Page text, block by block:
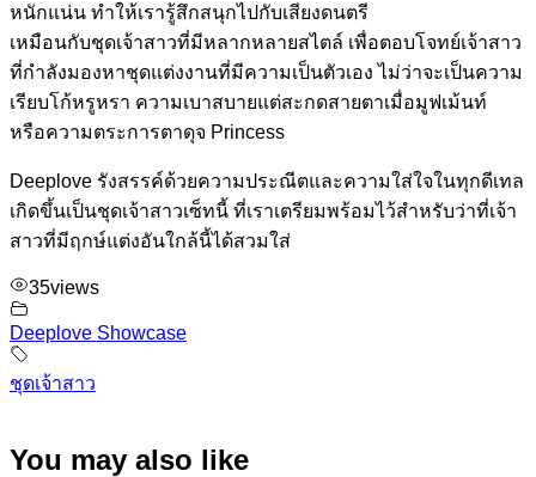
หนักแน่น ทำให้เรารู้สึกสนุกไปกับเสียงดนตรี
เหมือนกับชุดเจ้าสาวที่มีหลากหลายสไตล์ เพื่อตอบโจทย์เจ้าสาว
ที่กำลังมองหาชุดแต่งงานที่มีความเป็นตัวเอง ไม่ว่าจะเป็นความ
เรียบโก้หรูหรา ความเบาสบายแต่สะกดสายตาเมื่อมูฟเม้นท์
หรือความตระการตาดุจ Princess
Deeplove รังสรรค์ด้วยความประณีตและความใส่ใจในทุกดีเทล
เกิดขึ้นเป็นชุดเจ้าสาวเซ็ทนี้ ที่เราเตรียมพร้อมไว้สำหรับว่าที่เจ้า
สาวที่มีฤกษ์แต่งอันใกล้นี้ได้สวมใส่
35views
Deeplove Showcase
ชุดเจ้าสาว
You may also like